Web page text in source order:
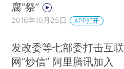
腐“祭”
2016年10月25日 APP打开
发改委等七部委打击互联
网“炒信” 阿里腾讯加入